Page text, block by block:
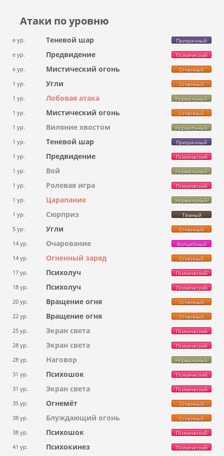
Атаки по уровню
e ур. Теневой шар Призрачный
e ур. Предвидение Психический
e ур. Мистический огонь Огненный
1 ур. Угли Огненный
1 ур. Лобовая атака Нормальный
1 ур. Мистический огонь Огненный
1 ур. Виляние хвостом Нормальный
1 ур. Теневой шар Призрачный
1 ур. Предвидение Психический
1 ур. Вой Нормальный
1 ур. Ролевая игра Психический
1 ур. Царапание Нормальный
1 ур. Сюрприз Тёмный
5 ур. Угли Огненный
14 ур. Очарование Волшебный
14 ур. Огненный заряд Огненный
17 ур. Психолуч Психический
18 ур. Психолуч Психический
20 ур. Вращение огня Огненный
22 ур. Вращение огня Огненный
25 ур. Экран света Психический
28 ур. Экран света Психический
28 ур. Наговор Нормальный
31 ур. Психошок Психический
31 ур. Экран света Психический
35 ур. Огнемёт Огненный
38 ур. Блуждающий огонь Огненный
38 ур. Психошок Психический
41 ур. Психокинез Психический